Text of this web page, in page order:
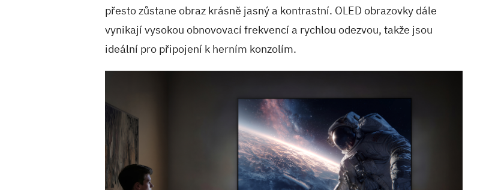
přesto zůstane obraz krásně jasný a kontrastní. OLED obrazovky dále
vynikají vysokou obnovovací frekvencí a rychlou odezvou, takže jsou
ideální pro připojení k herním konzolím.
V ZAHRADĚ 2/2026